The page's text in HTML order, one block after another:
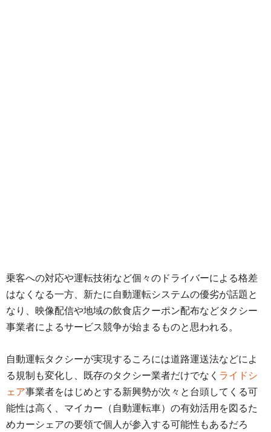
乗客への対応や運転技術など個々のドライバーによる格差
はなくなる一方、新たに自動運転システムの優劣が話題と
なり、映像配信や地域の飲食店クーポン配布などタクシー
事業者によるサービス競争が始まるものと思われる。
自動運転タクシーが実現するころには道路運送法などによ
る規制も変化し、既存のタクシー業者だけでなく ライドシ
ェア事業者をはじめとする新興勢が次々と台頭してくる可
能性は高く、マイカー（自動運転車）の有効活用を図るた
めカーシェアの要領で個人が参入する可能性もあるだろ